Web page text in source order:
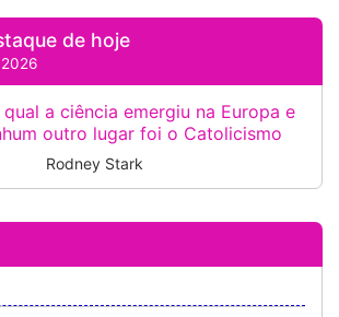
de hoje
a ciência emergiu na Europa e
outro lugar foi o Catolicismo
Rodney Stark